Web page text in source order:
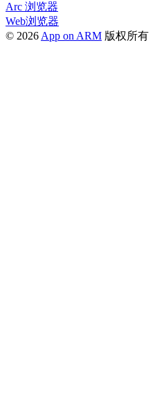
Arc 浏览器
Web浏览器
© 2026 App on ARM 版权所有